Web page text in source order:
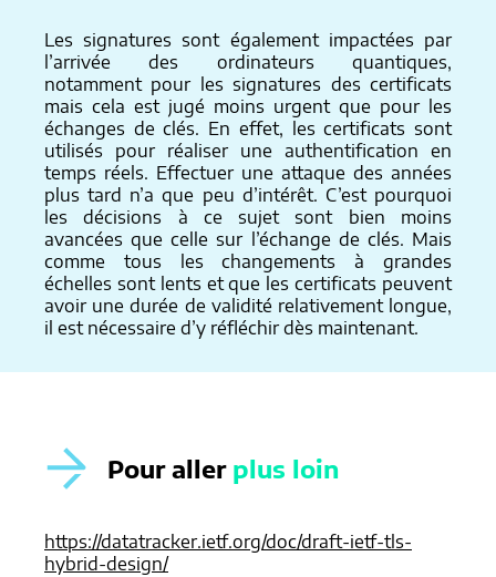
Les signatures sont également impactées par
l’arrivée des ordinateurs quantiques,
notamment pour les signatures des certificats
mais cela est jugé moins urgent que pour les
échanges de clés. En effet, les certificats sont
utilisés pour réaliser une authentification en
temps réels. Effectuer une attaque des années
plus tard n’a que peu d’intérêt. C’est pourquoi
les décisions à ce sujet sont bien moins
avancées que celle sur l’échange de clés. Mais
comme tous les changements à grandes
échelles sont lents et que les certificats peuvent
avoir une durée de validité relativement longue,
il est nécessaire d’y réfléchir dès maintenant.
Pour aller plus loin
https://datatracker.ietf.org/doc/draft-ietf-tls-
hybrid-design/